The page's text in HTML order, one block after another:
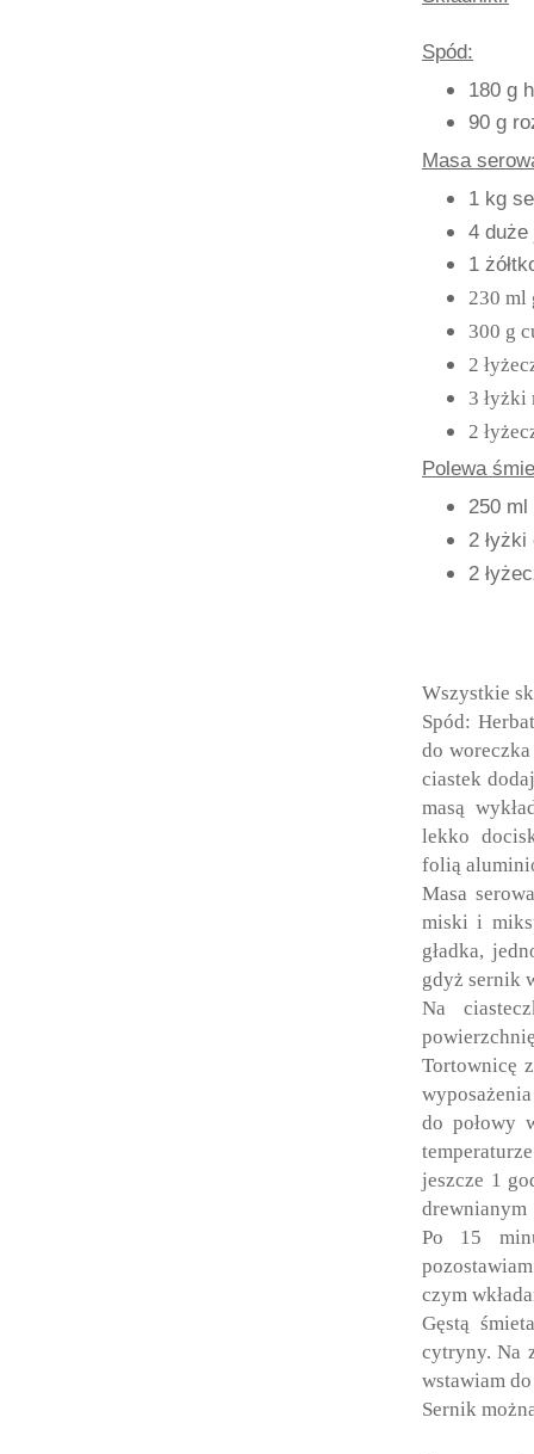
Spód:
180 g
90 g
Masa
1 kg
4 duże
1
230 ml
300 g
2
3 łyżki
2
Polewa
250
2
2
Wszystkie
Spód:
do
ciastek
masą
lekko
folią
Masa
miski i
gładka,
gdyż sernik
Na
Tortownicę
do połowy
jeszcze 1
drewnianym
Po 15
czym
Gęstą
cytryny. Na
wstawiam
Sernik